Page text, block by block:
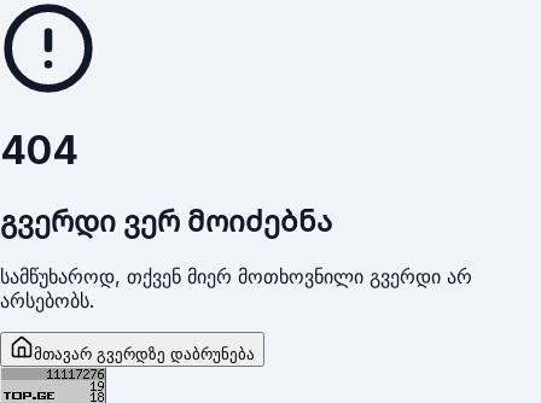
404
გვერდი ვერ მოიძებნა
სამწუხაროდ, თქვენ მიერ მოთხოვნილი გვერდი არ
არსებობს.
მთავარ გვერდზე დაბრუნება